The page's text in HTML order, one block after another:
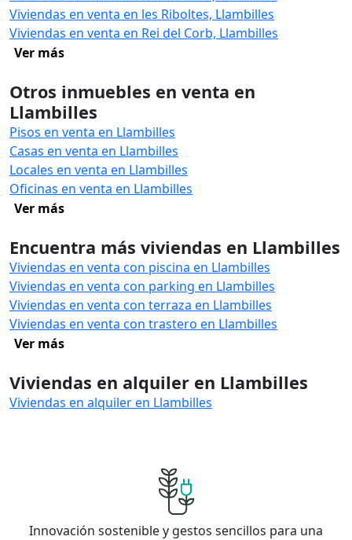
Viviendas en venta en les Riboltes, Llambilles
Viviendas en venta en Rei del Corb, Llambilles
Ver más
Otros inmuebles en venta en
Llambilles
Pisos en venta en Llambilles
Casas en venta en Llambilles
Locales en venta en Llambilles
Oficinas en venta en Llambilles
Ver más
Encuentra más viviendas en Llambilles
Viviendas en venta con piscina en Llambilles
Viviendas en venta con parking en Llambilles
Viviendas en venta con terraza en Llambilles
Viviendas en venta con trastero en Llambilles
Ver más
Viviendas en alquiler en Llambilles
Viviendas en alquiler en Llambilles
Innovación sostenible y gestos sencillos para una